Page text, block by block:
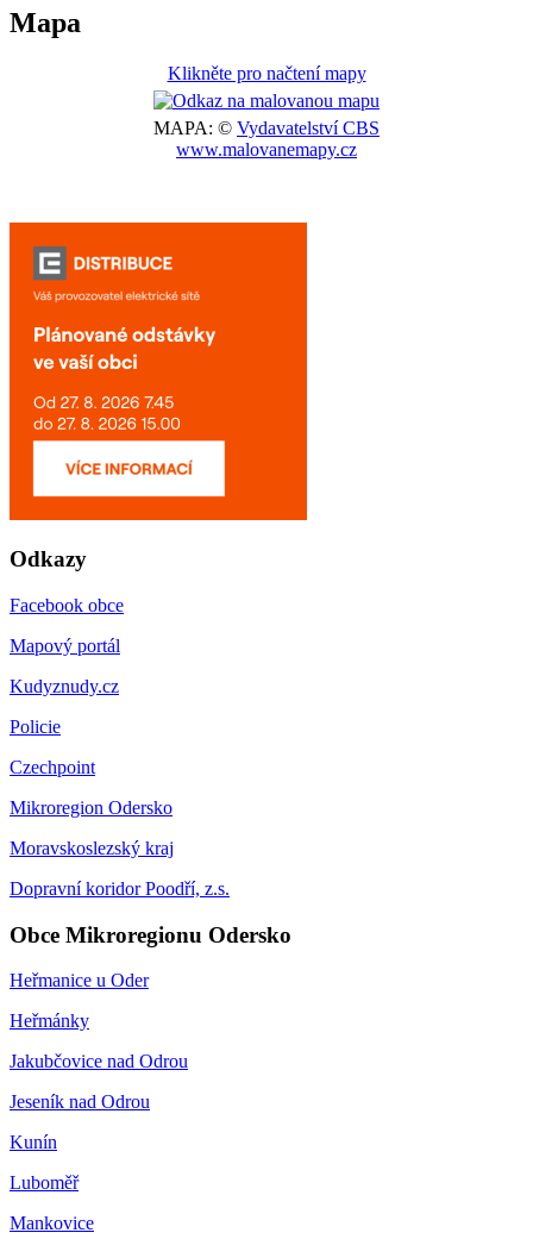
Mapa
Klikněte pro načtení mapy
MAPA: © Vydavatelství CBS
www.malovanemapy.cz
Odkazy
Facebook obce
Mapový portál
Kudyznudy.cz
Policie
Czechpoint
Mikroregion Odersko
Moravskoslezský kraj
Dopravní koridor Poodří, z.s.
Obce Mikroregionu Odersko
Heřmanice u Oder
Heřmánky
Jakubčovice nad Odrou
Jeseník nad Odrou
Kunín
Luboměř
Mankovice